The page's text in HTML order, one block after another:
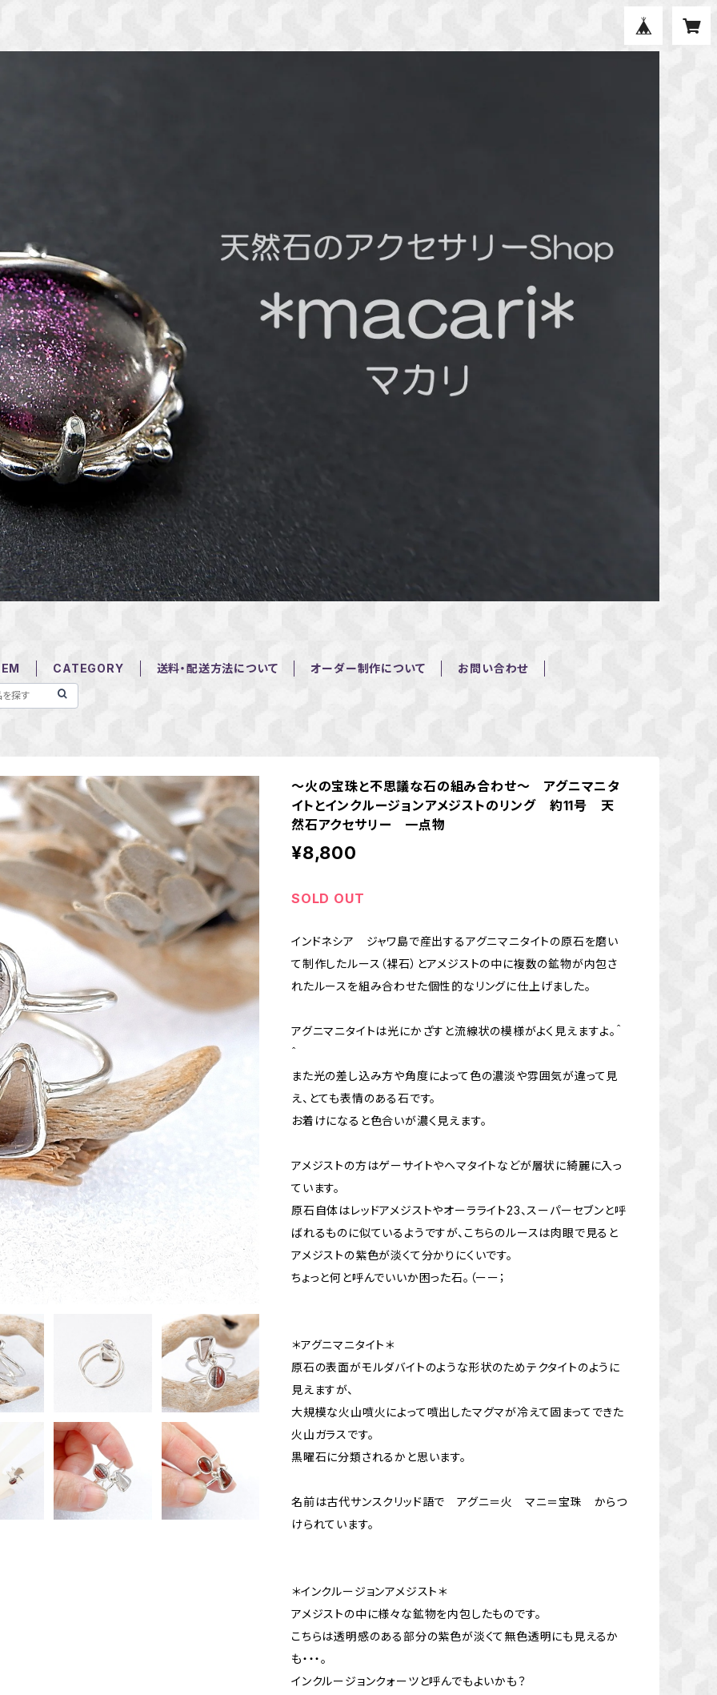
CATEGORY 送料・配送方法について オーダー制作について お問い合わせ
～火の宝珠と不思議な石の組み合わせ～ アグニマニタ
イトとインクルージョンアメジストのリング 約11号 天
然石アクセサリー 一点物
¥8,800
SOLD OUT
インドネシア ジャワ島で産出するアグニマニタイトの原石を磨い
て制作したルース（裸石）とアメジストの中に複数の鉱物が内包さ
れたルースを組み合わせた個性的なリングに仕上げました。
アグニマニタイトは光にかざすと流線状の模様がよく見えますよ。＾
＾
また光の差し込み方や角度によって色の濃淡や雰囲気が違って見
え、とても表情のある石です。
お着けになると色合いが濃く見えます。
アメジストの方はゲーサイトやヘマタイトなどが層状に綺麗に入っ
ています。
原石自体はレッドアメジストやオーラライト23、スーパーセブンと呼
ばれるものに似ているようですが、こちらのルースは肉眼で見ると
アメジストの紫色が淡くて分かりにくいです。
ちょっと何と呼んでいいか困った石。（ーー；
＊アグニマニタイト＊
原石の表面がモルダバイトのような形状のためテクタイトのように
見えますが、
大規模な火山噴火によって噴出したマグマが冷えて固まってできた
火山ガラスです。
黒曜石に分類されるかと思います。
名前は古代サンスクリッド語で アグニ＝火 マニ＝宝珠 からつ
けられています。
＊インクルージョンアメジスト＊
アメジストの中に様々な鉱物を内包したものです。
こちらは透明感のある部分の紫色が淡くて無色透明にも見えるか
も・・・。
インクルージョンクォーツと呼んでもよいかも？